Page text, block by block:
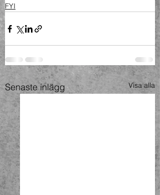
FYI
Senaste inlägg Visa alla